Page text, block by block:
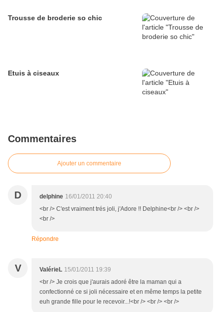
Trousse de broderie so chic
Etuis à ciseaux
Commentaires
Ajouter un commentaire
D delphine 16/01/2011 20:40
<br /> C'est vraiment trés joli, j'Adore !! Delphine<br /> <br />
<br />
Répondre
V ValérieL 15/01/2011 19:39
<br /> Je crois que j'aurais adoré être la maman qui a
confectionné ce si joli nécessaire et en même temps la petite
euh grande fille pour le recevoir...!<br /> <br /> <br />